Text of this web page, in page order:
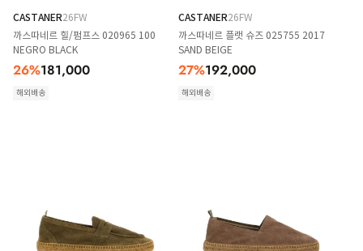
CASTANER26FW
까스따네르 힐/펌프스 020965 100
NEGRO BLACK
26%181,000
해외배송
CASTANER26FW
까스따네르 플랫 슈즈 025755 2017
SAND BEIGE
27%192,000
해외배송